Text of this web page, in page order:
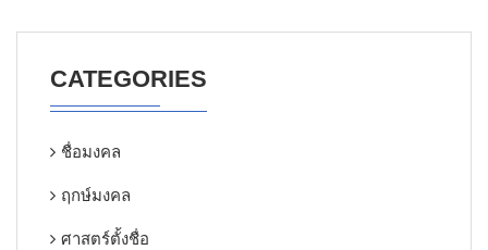
CATEGORIES
ชื่อมงคล
ฤกษ์มงคล
ศาสตร์ตั้งชื่อ